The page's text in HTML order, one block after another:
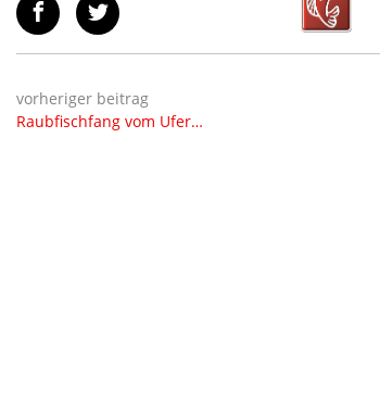
vorheriger beitrag
Raubfischfang vom Ufer…